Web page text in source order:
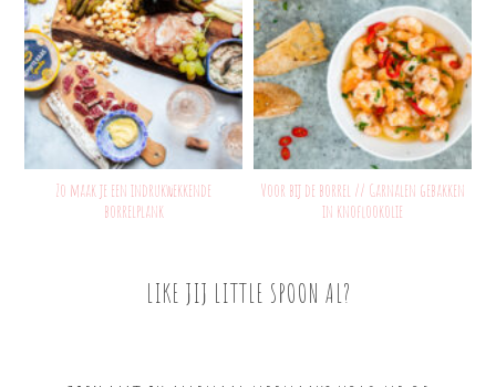
Zo maak je een indrukwekkende
borrelplank
Voor bij de borrel // Garnalen gebakken
in knoflookolie
LIKE JIJ LITTLE SPOON AL?